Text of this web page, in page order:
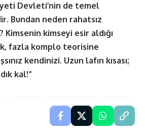
Devleti’nin de temel
Bundan neden rahatsız
Kimsenin kimseyi esir aldığı
fazla komplo teorisine
kendinizi. Uzun lafın kısası;
kal!”